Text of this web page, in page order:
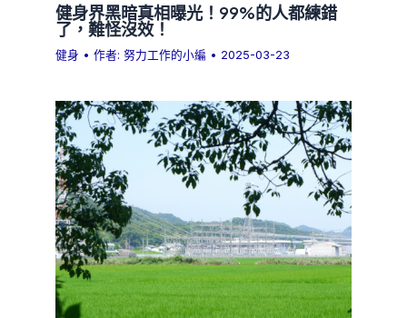
健身界黑暗真相曝光！99%的人都練錯
了，難怪沒效！
健身 • 作者:努力工作的小編 • 2025-03-23